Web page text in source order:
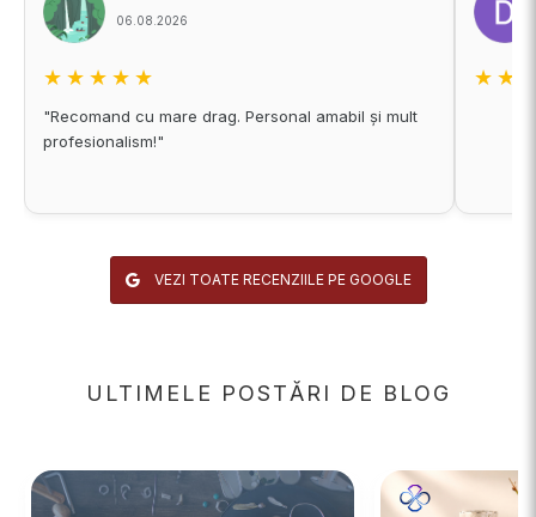
06.08.2026
★★★★★
"Recomand cu mare drag. Personal amabil și mult
profesionalism!"
VEZI TOATE RECENZIILE PE GOOGLE
ULTIMELE POSTĂRI DE BLOG